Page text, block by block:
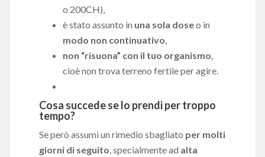
o 200CH),
è stato assunto in una sola doseo in
modo non continuativo,
non “risuona” con il tuo organismo,
cioè non trova terreno fertile per agire.
Cosa succede se lo prendi per troppo
tempo?
Se però assumi un rimedio sbagliato per molti
giorni di seguito, specialmente ad alta